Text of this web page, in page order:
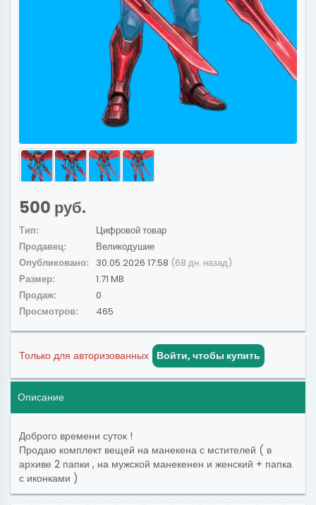
500 руб.
Тип:
Цифровой товар
Продавец:
Великодушие
Опубликовано:
30.05.2026 17:58 (68 дн. назад)
Размер:
1.71 MB
Продаж:
0
Просмотров:
465
Только для авторизованных Войти, чтобы купить
Описание
Доброго времени суток !
Продаю комплект вещей на манекена с мстителей ( в
архиве 2 папки , на мужской манекенен и женский + папка
с иконками )